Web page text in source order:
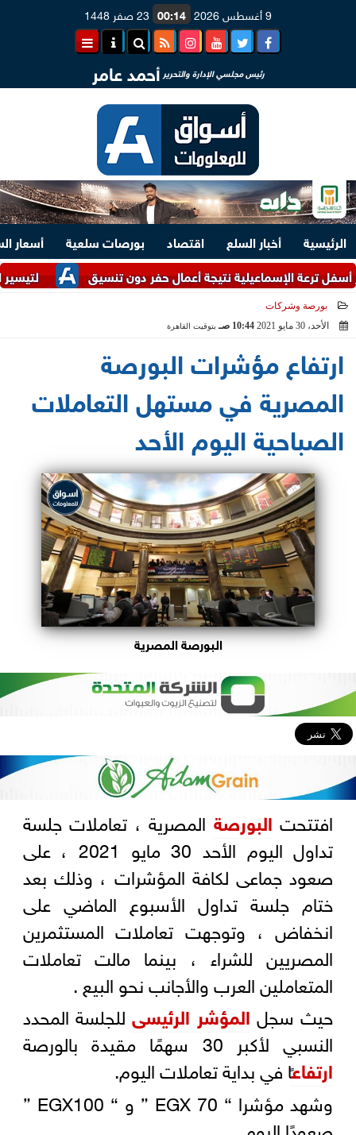
9 أغسطس 2026 00:14 23 صفر 1448
رئيس مجلسي الإدارة والتحرير أحمد عامر
الرئيسية أخبار السلع اقتصاد بورصات سلعية
أسعار
لتيسير الإجراءات..
الإسماعيلية نتيجة أعمال حفر دون تنسيق
بورصة وشركات
الأحد، 30 مايو 2021
10:44 صـ بتوقيت القاهرة
ارتفاع مؤشرات البورصة
المصرية في مستهل التعاملات
الصباحية اليوم الأحد
البورصة المصرية
افتتحت البورصة المصرية ، تعاملات جلسة
تداول اليوم الأحد 30 مايو 2021 ، على
صعود جماعى لكافة المؤشرات ، وذلك بعد
ختام جلسة تداول الأسبوع الماضي على
انخفاض ، وتوجهت تعاملات المستثمرين
المصريين للشراء ، بينما مالت تعاملات
المتعاملين العرب والأجانب نحو البيع .
حيث سجل المؤشر الرئيسىللجلسة المحدد
النسبي لأكبر 30 سهمًا مقيدة بالورصة
ارتفاعًا في بداية تعاملات اليوم.
وشهد مؤشرا “ EGX 70 ” و “ EGX100 ”
صعودًا اليوم .